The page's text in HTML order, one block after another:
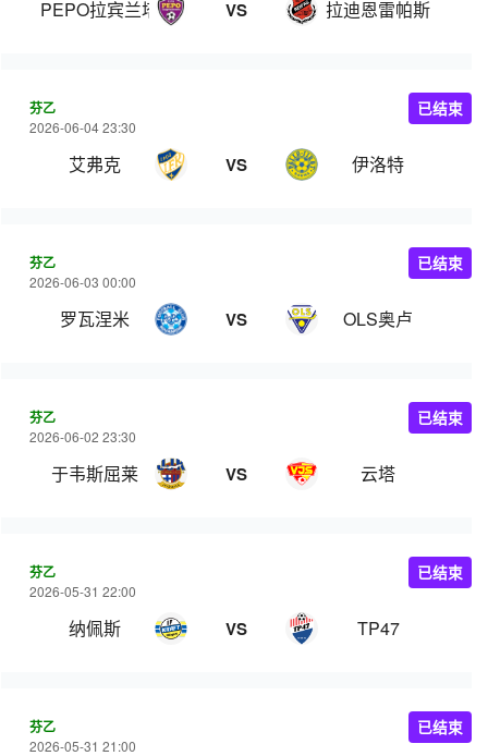
PEPO拉宾兰塔 VS 拉迪恩雷帕斯
芬乙
2026-06-04 23:30
艾弗克 VS 伊洛特
已结束
芬乙
2026-06-03 00:00
罗瓦涅米 VS OLS奥卢
已结束
芬乙
2026-06-02 23:30
于韦斯屈莱 VS 云塔
已结束
芬乙
2026-05-31 22:00
纳佩斯 VS TP47
已结束
芬乙
2026-05-31 21:00
已结束